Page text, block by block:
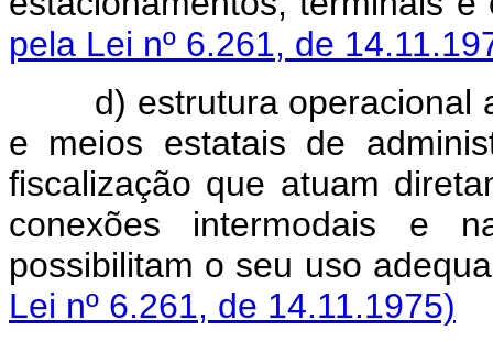
pela Lei nº 6.261, de
d) estrutura operacional
e meios estatais de
fiscalização que atuam
conexões intermodais e
possibilitam o seu
Lei nº 6.261, de 14.11.1975)